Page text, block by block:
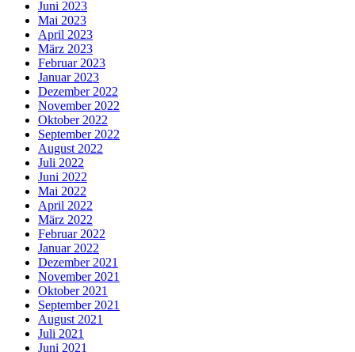
Juni 2023
Mai 2023
April 2023
März 2023
Februar 2023
Januar 2023
Dezember 2022
November 2022
Oktober 2022
September 2022
August 2022
Juli 2022
Juni 2022
Mai 2022
April 2022
März 2022
Februar 2022
Januar 2022
Dezember 2021
November 2021
Oktober 2021
September 2021
August 2021
Juli 2021
Juni 2021